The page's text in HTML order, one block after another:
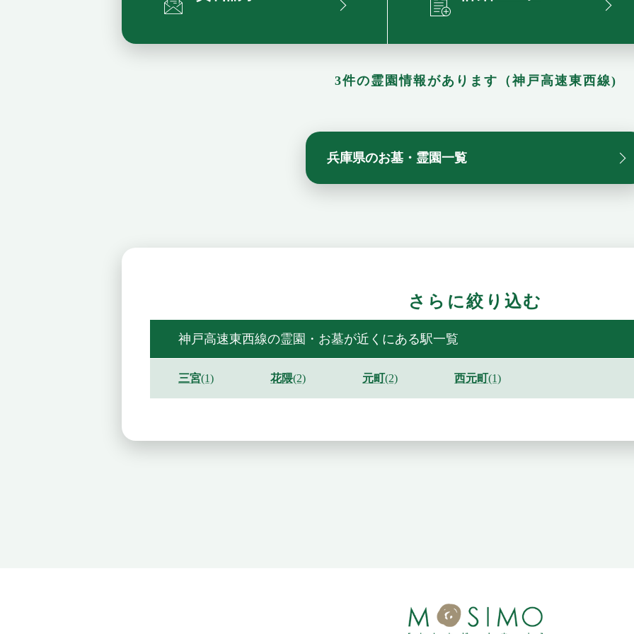
3件の霊園情報があります（神戸高速東西線)
兵庫県のお墓・霊園一覧
さらに絞り込む
神戸高速東西線の霊園・お墓が近くにある駅一覧
三宮(1) 花隈(2) 元町(2) 西元町(1)